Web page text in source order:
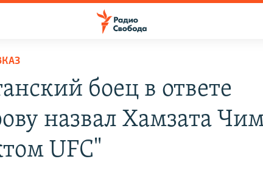
боец в ответе
назвал Хамзата
UFC"